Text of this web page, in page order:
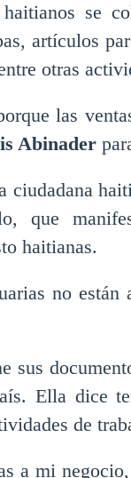
se
artículos
otras
las
Abinader
ciudadana
que
haitianas.
no
sus
Ella dice
de
a mi